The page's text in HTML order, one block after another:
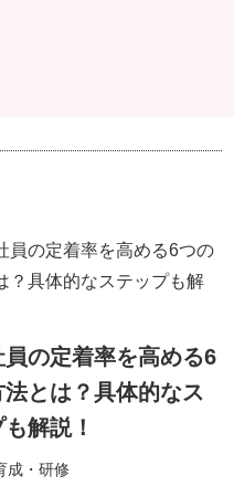
員の定着率を高める6
とは？具体的なス
解説！
成・研修